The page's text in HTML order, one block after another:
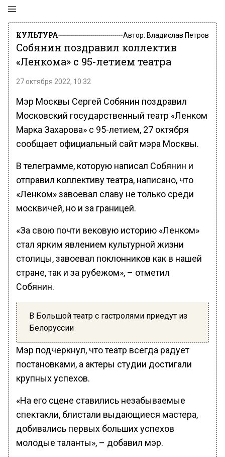
КУЛЬТУРА Автор: Владислав Петров
Собянин поздравил коллектив
«Ленкома» с 95-летием театра
27 октября 2022, 10:32
Мэр Москвы Сергей Собянин поздравил
Московский государственный театр «Ленком
Марка Захарова» с 95-летием, 27 октября
сообщает официальный сайт мэра Москвы.
В телеграмме, которую написал Собянин и
отправил коллективу театра, написано, что
«Ленком» завоевал славу не только среди
москвичей, но и за границей.
«За свою почти вековую историю «Ленком»
стал ярким явлением культурной жизни
столицы, завоевал поклонников как в нашей
стране, так и за рубежом», – отметил
Собянин.
В Большой театр с гастролями приедут из
Белоруссии
Мэр подчеркнул, что театр всегда радует
постановками, а актеры студии достигали
крупных успехов.
«На его сцене ставились незабываемые
спектакли, блистали выдающиеся мастера,
добивались первых больших успехов
молодые таланты», – добавил мэр.